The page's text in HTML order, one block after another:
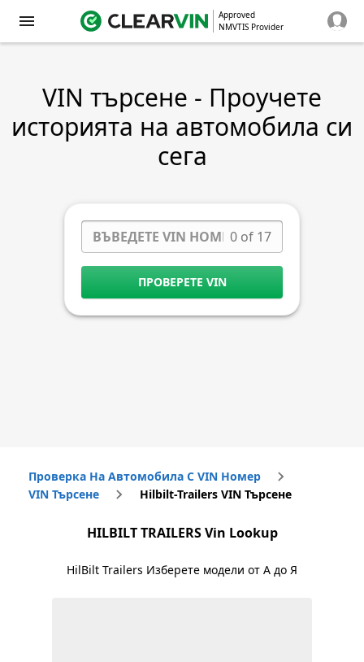
Approved
NMVTIS Provider
VIN търсене - Проучете
историята на автомобила си
сега
0 of 17
ПРОВЕРЕТЕ VIN
Проверка На Автомобила С VIN Номер
VIN Търсене
Hilbilt-Trailers VIN Търсене
HILBILT TRAILERS Vin Lookup
HilBilt Trailers Изберете модели от А до Я